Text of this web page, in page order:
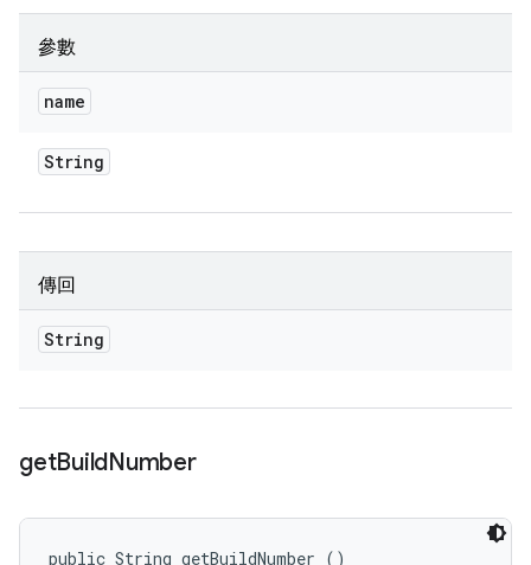
參數
name
String
傳回
String
getBuildNumber
public String getBuildNumber ()